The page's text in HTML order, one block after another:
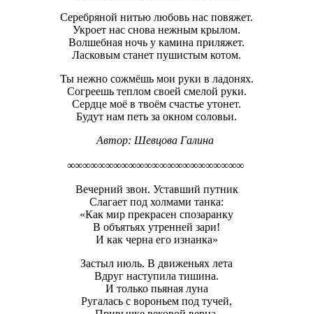
Серебряной нитью любовь нас повяжет.
Укроет нас снова нежным крылом.
Волшебная ночь у камина приляжет.
Ласковым станет пушистым котом.
Ты нежно сожмёшь мои руки в ладонях.
Согреешь теплом своей смелой руки.
Сердце моё в твоём счастье утонет.
Будут нам петь за окном соловьи.
Автор: Шевцова Галина
∞∞∞∞∞∞∞∞∞∞∞∞∞∞∞∞∞∞∞∞∞∞∞
Вечерний звон. Уставший путник
Слагает под холмами танка:
«Как мир прекрасен спозаранку
В объятьях утренней зари!
И как черна его изнанка»
Застыл июль. В движеньях лета
Вдруг наступила тишина.
И только пьяная луна
Ругалась с вороньем под тучей,